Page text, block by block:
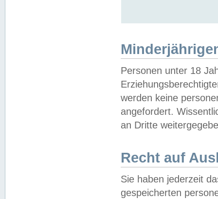
Personen unter 18
werden keine
angefordert.
an Dritte
Recht auf
Sie haben jederzeit
gespeicherten